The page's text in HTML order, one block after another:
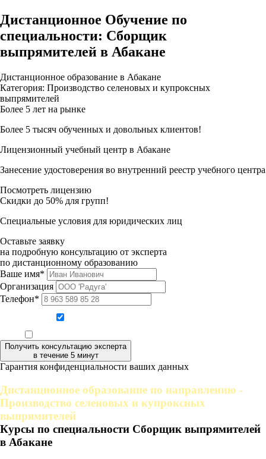
Дистанционное Обучение по
специальности: Сборщик
выпрямителей в Абакане
Дистанционное образование в Абакане
Категория: Производство селеновых и купроксных
выпрямителей
Более 5 лет на рынке
Более 5 тысяч обученных и довольных клиентов!
Лицензионный учебный центр в Абакане
Занесение удостоверения во внутренний реестр учебного центра
Посмотреть лицензию
Скидки до 50% для групп!
Специальные условия для юридических лиц
Оставьте заявку
на подробную консультацию от эксперта
по дистанционному образованию
Ваше имя*
Организация
Телефон*
Получить консультацию эксперта
в течение 5 минут
Гарантия конфиденциальности ваших данных
Дистанционное образование по направлению -
Производство селеновых и купроксных
выпрямителей
Курсы по специальности Сборщик выпрямителей
в Абакане